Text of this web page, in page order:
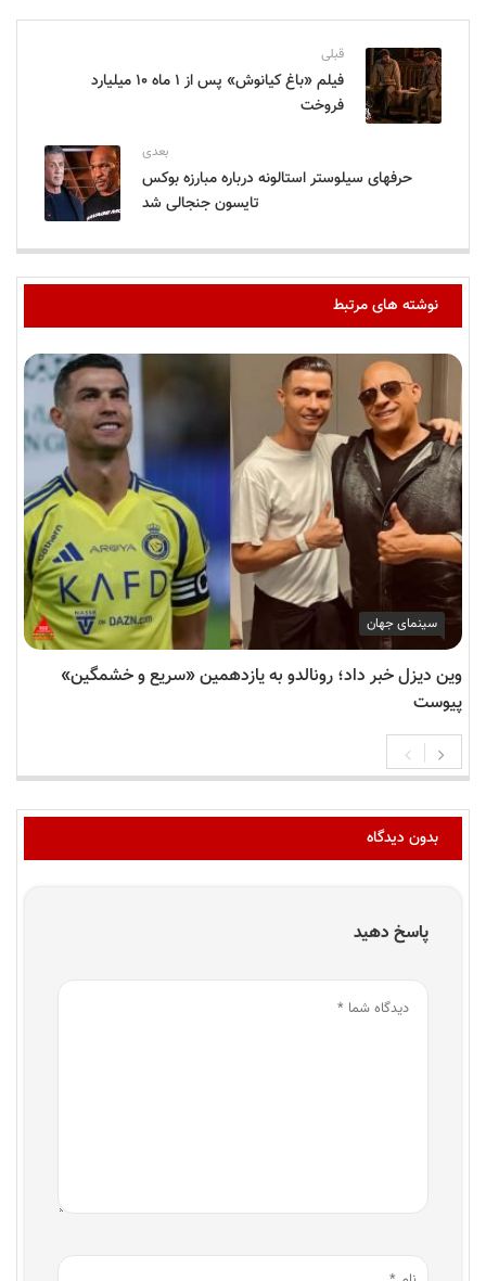
قبلی
فیلم «باغ کیانوش» پس از ۱ ماه ۱۰ میلیارد
فروخت
بعدی
حرفهای سیلوستر استالونه درباره مبارزه بوکس
تایسون جنجالی شد
نوشته های مرتبط
سینمای جهان
وین دیزل خبر داد؛ رونالدو به یازدهمین «سریع و خشمگین»
پیوست
بدون دیدگاه
پاسخ دهید